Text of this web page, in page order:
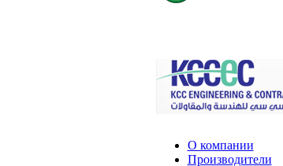
О компании
Производители